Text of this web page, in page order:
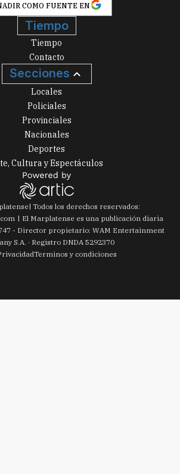
COMO FUENTE EN
Tiempo
Tiempo
Contacto
Secciones
Locales
Policiales
Provinciales
Nacionales
Deportes
Cultura y Espectáculos
| Todos los derechos reservados:
El Marplatense es una publicación diaria
- Director propietario: WAM Entertainment
S.A. · Registro DNDA 5292370
Terminos y condiciones